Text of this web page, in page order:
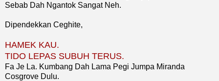
Sebab Dah Ngantok Sangat Neh.
Dipendekkan Ceghite,
HAMEK KAU.
TIDO LEPAS SUBUH TERUS.
Fa Je La. Kumbang Dah Lama Pegi Jumpa Miranda
Cosgrove Dulu.